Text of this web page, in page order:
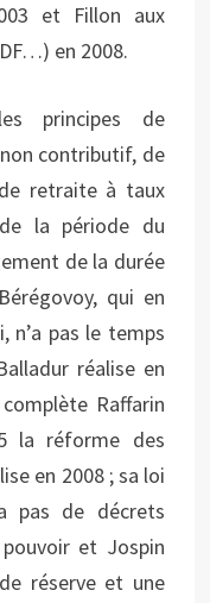
et Fillon aux
en 2008.
principes de
contributif, de
retraite à taux
la période du
de la durée
qui en
n’a pas le temps
réalise en
Raffarin
la réforme des
en 2008 ; sa loi
pas de décrets
et Jospin
réserve et une